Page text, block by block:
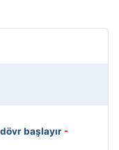
başlayır -